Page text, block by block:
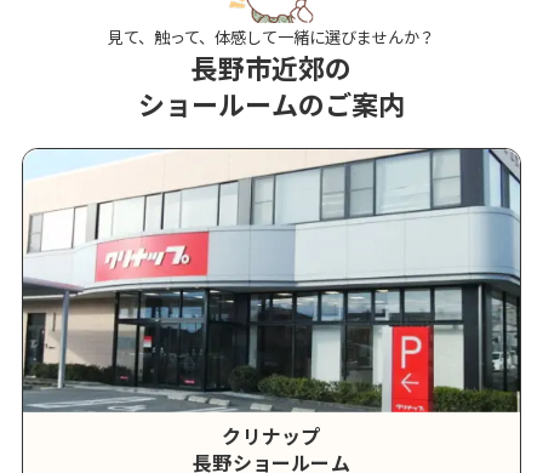
見て、触って、体感して一緒に選びませんか？
長野市近郊の
ショールームのご案内
クリナップ
長野ショールーム